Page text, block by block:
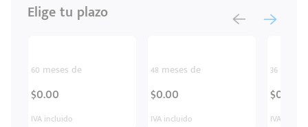
Elige tu plazo
60 meses de
$0.00
IVA incluido
48 meses de
$0.00
IVA incluido
36
$0.00
IVA